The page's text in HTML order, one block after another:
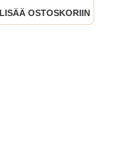
LISÄÄ OSTOSKORIIN